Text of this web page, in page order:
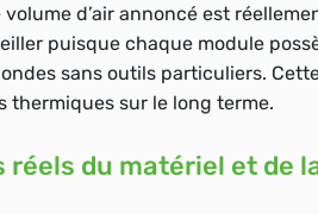
volume d’air annoncé est
puisque chaque module
sans outils particuliers.
thermiques sur le long terme.
réels du matériel et de